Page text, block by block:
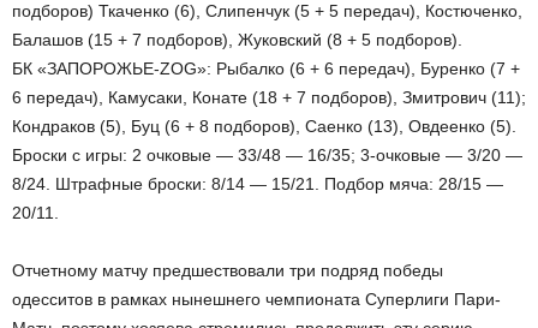
подборов) Ткаченко (6), Слипенчук (5 + 5 передач), Костюченко,
Балашов (15 + 7 подборов), Жуковский (8 + 5 подборов).
БК «ЗАПОРОЖЬЕ-ZOG»: Рыбалко (6 + 6 передач), Буренко (7 +
6 передач), Камусаки, Конате (18 + 7 подборов), Змитрович (11);
Кондраков (5), Буц (6 + 8 подборов), Саенко (13), Овдеенко (5).
Броски с игры: 2 очковые — 33/48 — 16/35; 3-очковые — 3/20 —
8/24. Штрафные броски: 8/14 — 15/21. Подбор мяча: 28/15 —
20/11.
Отчетному матчу предшествовали три подряд победы
одесситов в рамках нынешнего чемпионата Суперлиги Пари-